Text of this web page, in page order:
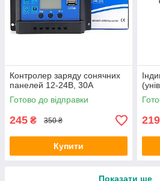
Контролер заряду сонячних
панелей 12-24В, 30А
Готово до відправки
245 ₴ 350 ₴
Купити
219
Показати ще